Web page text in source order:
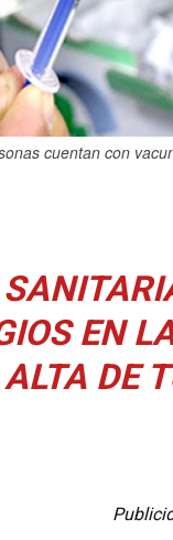
cuentan con
EN
ALTA DE